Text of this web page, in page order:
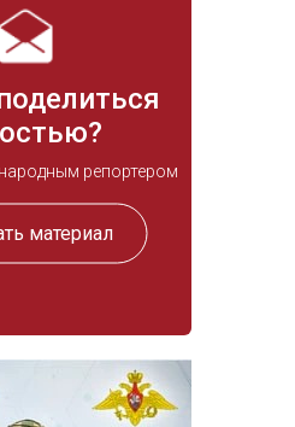
репортером
материал